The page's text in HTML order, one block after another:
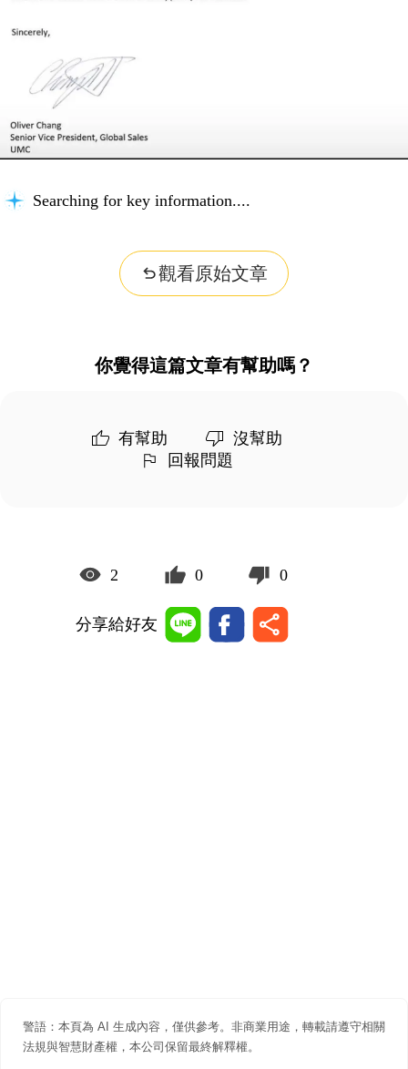
Searching for key information...
觀看原始文章
你覺得這篇文章有幫助嗎？
有幫助
沒幫助
回報問題
2 0 0
分享給好友
警語：本頁為 AI 生成內容，僅供參考。非商業用途，轉載請遵守相關
法規與智慧財產權，本公司保留最終解釋權。